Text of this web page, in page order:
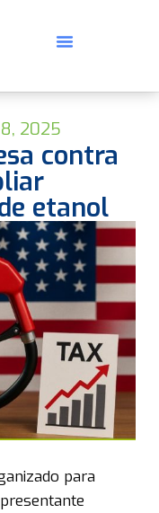
2025
contra
etanol
para